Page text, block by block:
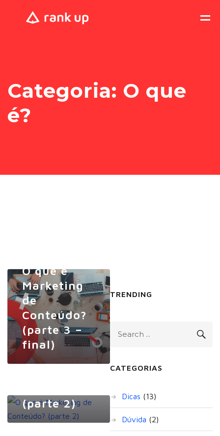
Categoria: O que
é?
O que é
Marketing
de
Conteúdo?
(parte 3 –
final)
O que é
Marketing
(parte 2)
TRENDING
CATEGORIAS
Dicas (13)
Dúvida (2)